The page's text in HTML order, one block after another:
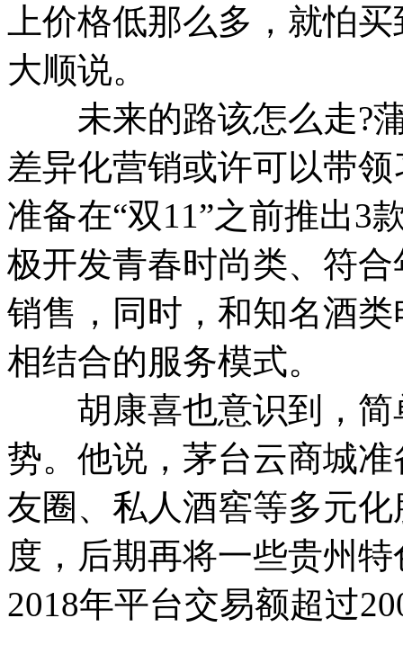
上价格低那么多，就怕
大顺说。
未来的路该怎么走?蒲
差异化营销或许可以带
准备在“双11”之前推出3
极开发青春时尚类、符
销售，同时，和知名酒
相结合的服务模式。
胡康喜也意识到，简
势。他说，茅台云商城
友圈、私人酒窖等多元
度，后期再将一些贵州
2018年平台交易额超过